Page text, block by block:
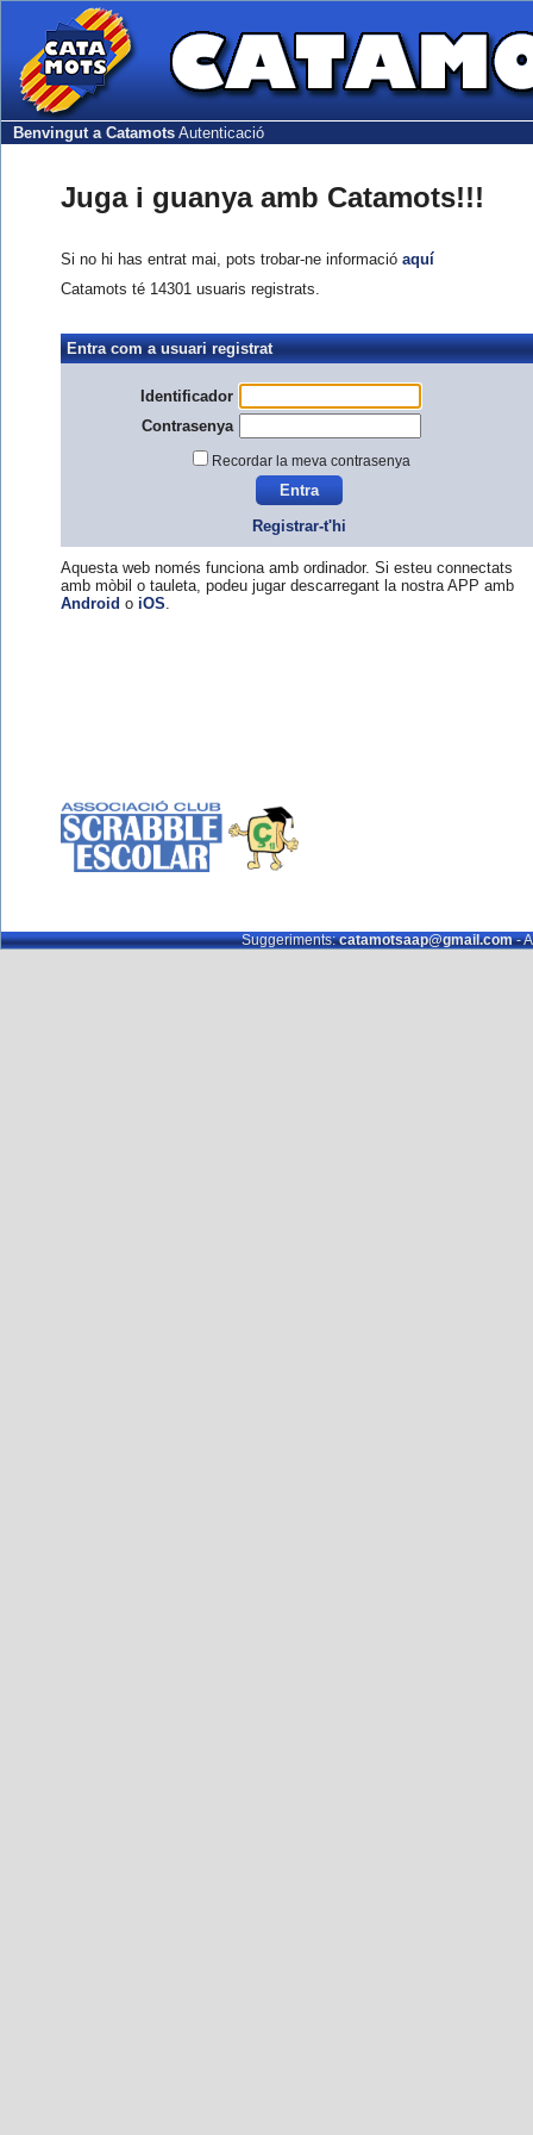
Benvingut a Catamots Autenticació
Juga i guanya amb Catamots!!!
Si no hi has entrat mai, pots trobar-ne informació aquí
Catamots té 14301 usuaris registrats.
Entra com a usuari registrat
Identificador
Contrasenya
Recordar la meva contrasenya
Registrar-t'hi
Aquesta web només funciona amb ordinador. Si esteu connectats
amb mòbil o tauleta, podeu jugar descarregant la nostra APP amb
Android o iOS.
Suggeriments:catamotsaap@gmail.com-